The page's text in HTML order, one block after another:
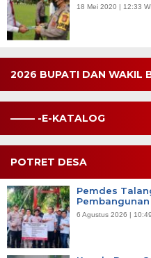
18 Mei 2020 | 12:33
2026 BUPATI DAN WAKIL
——– -E-KATALOG
POTRET DESA
Pemdes
6 Agustus 2026 |